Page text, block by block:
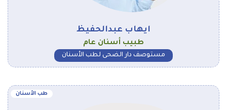
ايهاب عبدالحفيظ
طبيب أسنان عام
مستوصف دار الضحى لطب الأسنان
طب الأسنان